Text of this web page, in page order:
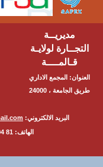
مديريــة
لولايـة
المجمع الاداري
طريق الجامعة ، 24000
البريد الالكتروني: